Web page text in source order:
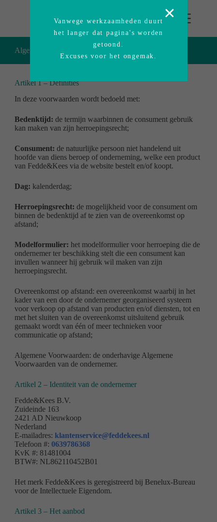
Algemene Voorwaarden Fedde&Kees B.V.
Artikel 1 – Definities
In deze voorwaarden wordt bedoeld met:
Bedenktijd: de termijn waarbinnen de consument gebruik
kan maken van zijn herroepingsrecht;
Consument: de natuurlijke persoon niet handelend uit
hoofde van diens beroep of onderneming, welke een product
van Fedde&Kees via de website bestelt en/of koopt.
Dag: kalenderdag;
Herroepingsrecht: de mogelijkheid voor de consument om
binnen de bedenktijd af te zien van de overeenkomst op
afstand;
Modelformulier: het modelformulier voor herroeping die de
ondernemer ter beschikking stelt die een consument kan
invullen wanneer hij gebruik wil maken van zijn
herroepingsrecht.
Overeenkomst op afstand: een overeenkomst waarbij in het
kader van een door de ondernemer georganiseerd systeem
voor verkoop op afstand van producten en/of diensten, tot en
met het sluiten van de overeenkomst uitsluitend gebruik
gemaakt wordt van één of meer technieken voor
communicatie op afstand;
Algemene Voorwaarden: de onderhavige Algemene
Voorwaarden van de ondernemer.
Artikel 2 – Identiteit van de ondernemer
Fedde&Kees B.V.
Zuideinde 163
2421 AD Nieuwkoop
Nederland
E-mailadres: klantenservice@feddekees.nl
Telefoon #: 0639786368
KvK #: 81481004
BTW#: NL862110452B01
Het merk Fedde&Kees is geregistreerd bij Benelux-Bureau
voor de Intellectuele Eigendom.
Artikel 3 – Het aanbod
Vanwege werkzaamheden duurt
het langer dat pagina's worden
getoond.
Excuses voor het ongemak.